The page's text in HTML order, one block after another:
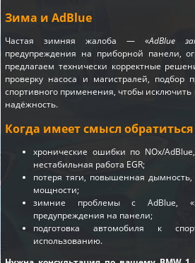
Зима и AdBlue
Частая зимняя жалоба — «AdBlue
предупреждения на приборной панели,
предлагаем технически корректные
проверку насоса и магистралей,
спортивного применения, чтобы
надёжность.
Когда имеет смысл
хронические ошибки по NOx/
нестабильная работа EGR;
потеря тяги, повышенная
мощности;
зимние проблемы с AdBlue,
предупреждения на панели;
подготовка автомобиля к
использованию.